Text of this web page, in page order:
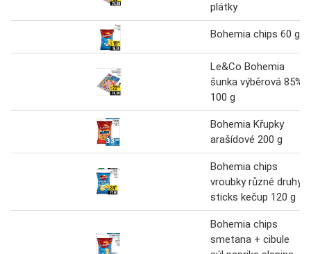
plátky
Bohemia chips 60 g
Le&Co Bohemia
šunka výběrová 85%
100 g
Bohemia Křupky
arašídové 200 g
Bohemia chips
vroubky různé druhy
sticks kečup 120 g
Bohemia chips
smetana + cibule